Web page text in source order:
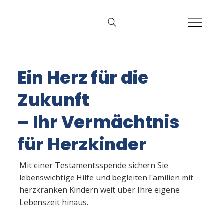
Ein Herz für die
Zukunft
– Ihr Vermächtnis
für Herzkinder
Mit einer Testamentsspende sichern Sie
lebenswichtige Hilfe und begleiten Familien mit
herzkranken Kindern weit über Ihre eigene
Lebenszeit hinaus.